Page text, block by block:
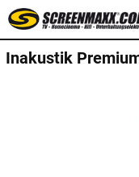
Inakustik